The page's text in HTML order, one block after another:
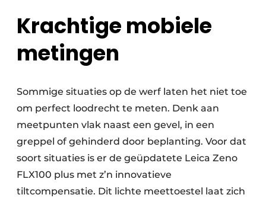
Krachtige mobiele
metingen
Sommige situaties op de werf laten het niet toe
om perfect loodrecht te meten. Denk aan
meetpunten vlak naast een gevel, in een
greppel of gehinderd door beplanting. Voor dat
soort situaties is er de geüpdatete Leica Zeno
FLX100 plus met z’n innovatieve
tiltcompensatie. Dit lichte meettoestel laat zich